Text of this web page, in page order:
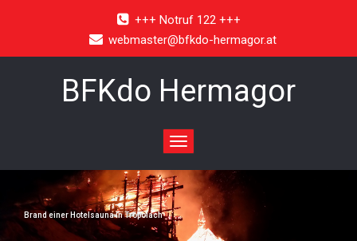
+++ Notruf 122 +++
webmaster@bfkdo-hermagor.at
BFKdo Hermagor
Toggle
navigation
Brand einer Hotelsauna in Tröpolach